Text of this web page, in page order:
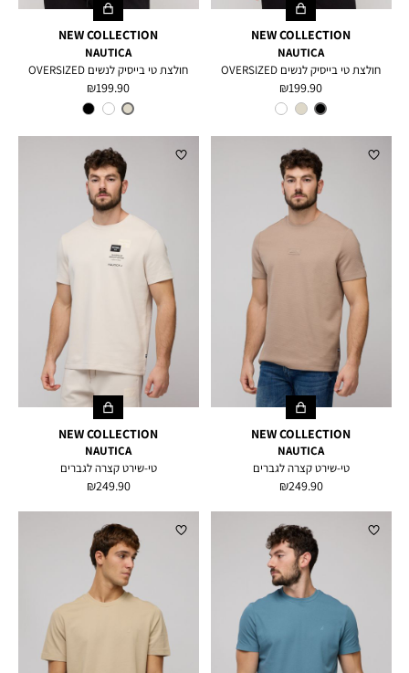
NEW COLLECTION
NAUTICA
חולצת טי בייסיק לנשים OVERSIZED
מחיר
מוצר
199.90 ₪
צבע
BLACK
NEW COLLECTION
NAUTICA
חולצת טי בייסיק לנשים OVERSIZED
מחיר
מוצר
199.90 ₪
צבע
TAUPE
NEW COLLECTION
NAUTICA
טי-שירט קצרה לגברים
מחיר
249.90 ₪
NEW COLLECTION
NAUTICA
טי-שירט קצרה לגברים
מחיר
249.90 ₪